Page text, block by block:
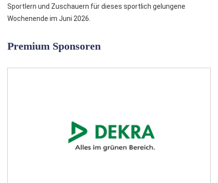
Sportlern und Zuschauern für dieses sportlich gelungene
Wochenende im Juni 2026.
Premium Sponsoren